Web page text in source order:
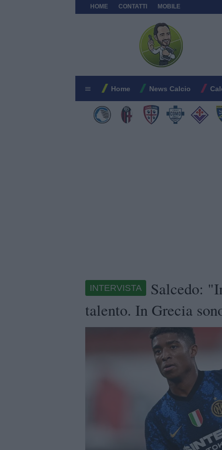
HOME CONTATTI MOBILE
Home News Calcio
INTERVISTA
Salcedo:
talento. In Grecia